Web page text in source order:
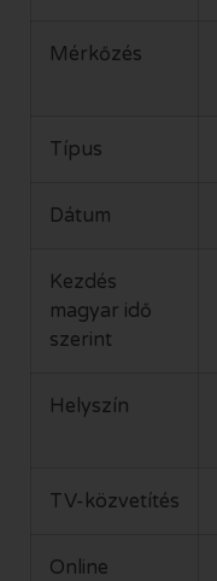
Mérkőzés
Típus
Dátum
Kezdés
magyar idő
szerint
Helyszín
TV-közvetítés
Online